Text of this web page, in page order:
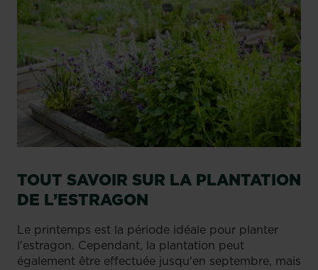
TOUT SAVOIR SUR LA PLANTATION
DE L’ESTRAGON
Le printemps est la période idéale pour planter
l'estragon. Cependant, la plantation peut
également être effectuée jusqu'en septembre, mais